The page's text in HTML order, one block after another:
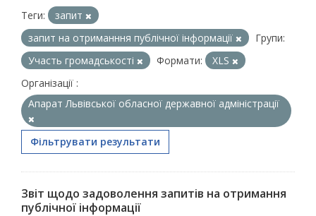
Теги:
запит
запит на отриманння публічної інформації
Групи:
Участь громадськості
Формати:
XLS
Організації :
Апарат Львівської обласної державної адміністрації
Фільтрувати результати
Звіт щодо задоволення запитів на отримання
публічної інформації